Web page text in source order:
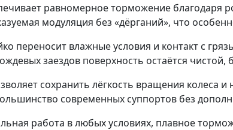
равномерное торможение
модуляция без «дёрганий», что
переносит влажные условия и контакт с
заездов поверхность остаётся чистой,
сохранить лёгкость вращения
современных суппортов без
работа в любых условиях, плавное